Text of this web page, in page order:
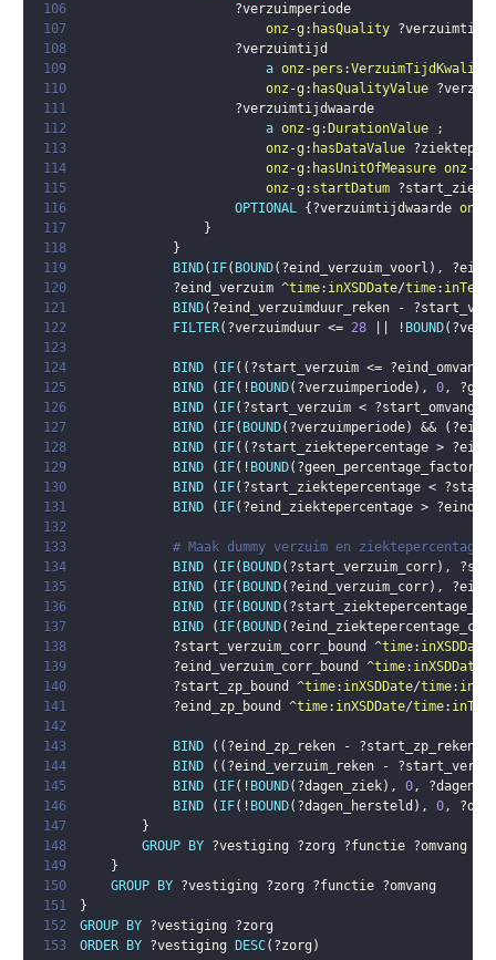
106
?verzuimperiode
107
onz-g : hasQuality ?verzuimtijd
108
?verzuimtijd
109
a onz-pers :
110
onz-g : hasQualityValue
111
?verzuimtijdwaarde
112
a onz-g : DurationValue
;
113
onz-g : hasDataValue
114
onz-g : hasUnitOfMeasure onz-g
115
onz-g : startDatum
116
OPTIONAL { ?verzuimtijdwaarde onz-
117
}
118
}
119
BIND( IF( BOUND( ?eind_verzuim_voorl ) ,
120
?eind_verzuim ^time: inXSDDate/time:
121
BIND( ?eind_verzuimduur_reken -
122
FILTER( ?verzuimduur <= 28 || ! BOUND(
123
124
BIND ( IF( ( ?start_verzuim <=
125
BIND ( IF( ! BOUND( ?verzuimperiode) , 0,
126
BIND ( IF( ?start_verzuim <
127
BIND ( IF( BOUND( ?verzuimperiode) && (
128
BIND ( IF( ( ?start_ziektepercentage >
129
BIND ( IF( ! BOUND( ?geen_percentage_factor
130
BIND ( IF( ?start_ziektepercentage <
131
BIND ( IF( ?eind_ziektepercentage >
132
133
# Maak dummy verzuim en
134
BIND ( IF( BOUND( ?start_verzuim_corr) ,
135
BIND ( IF( BOUND( ?eind_verzuim_corr) ,
136
BIND ( IF( BOUND(
137
BIND ( IF( BOUND(
138
?start_verzuim_corr_bound ^time: inXSDDate
139
?eind_verzuim_corr_bound ^time: inXSDDate
140
?start_zp_bound ^time: inXSDDate/time:
141
?eind_zp_bound ^time: inXSDDate/time:
142
143
BIND ( ( ?eind_zp_reken - ?start_zp_reken
144
BIND ( ( ?eind_verzuim_reken -
145
BIND ( IF( ! BOUND( ?dagen_ziek) , 0,
146
BIND ( IF( ! BOUND( ?dagen_hersteld ) , 0,
147
}
148
GROUP BY ?vestiging ?zorg ?functie ?omvang
149
}
150
GROUP BY ?vestiging ?zorg ?functie ?omvang
151
}
152
GROUP BY ?vestiging
?zorg
153
ORDER BY ?vestiging DESC( ?zorg )